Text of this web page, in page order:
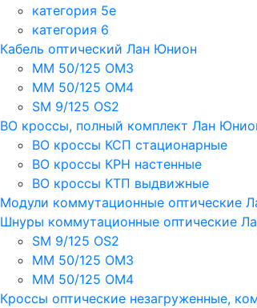
категория 5e
категория 6
Кабель оптический Лан Юнион
MM 50/125 OM3
MM 50/125 OM4
SM 9/125 OS2
ВО кроссы, полный комплект Лан
ВО кроссы КСП стационарные
ВО кроссы КРН настенные
ВО кроссы КТП выдвижные
Модули коммутационные оптические
Шнуры коммутационные оптические
SM 9/125 OS2
MM 50/125 OM3
MM 50/125 OM4
Кроссы оптические незагруженные,